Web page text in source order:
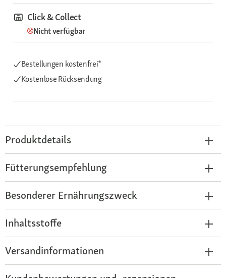
Click & Collect
Nicht verfügbar
Bestellungen kostenfrei*
Kostenlose Rücksendung
Produktdetails
Fütterungsempfehlung
Besonderer Ernährungszweck
Inhaltsstoffe
Versandinformationen